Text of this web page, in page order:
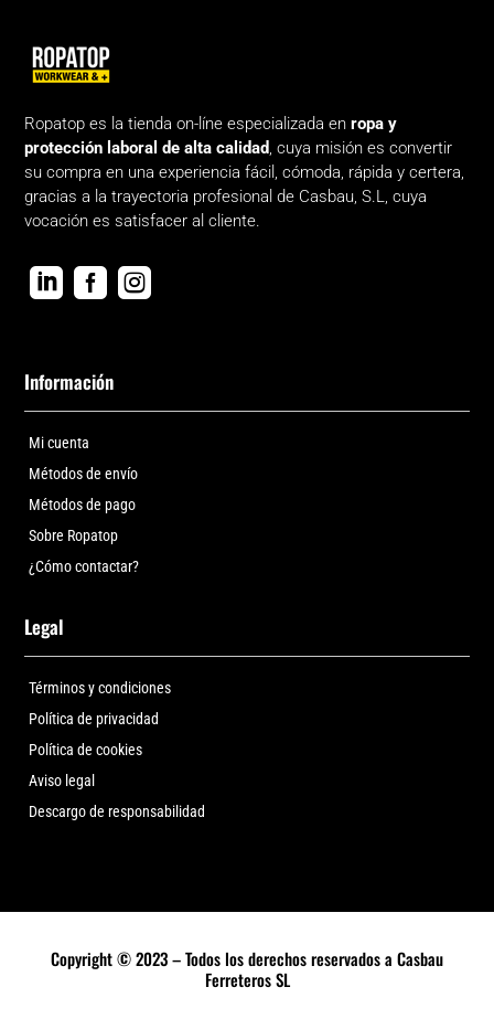
Ropatop es la tienda on-líne especializada enropa y
protección laboral de alta calidad, cuya misión es convertir
su compra en una experiencia fácil, cómoda, rápida y certera,
gracias a la trayectoria profesional de Casbau, S.L, cuya
vocación es satisfacer al cliente.
  
Información
Mi cuenta
Métodos de envío
Métodos de pago
Sobre Ropatop
¿Cómo contactar?
Legal
Términos y condiciones
Política de privacidad
Política de cookies
Aviso legal
Descargo de responsabilidad
Copyright © 2023 – Todos los derechos reservados a Casbau
Ferreteros SL